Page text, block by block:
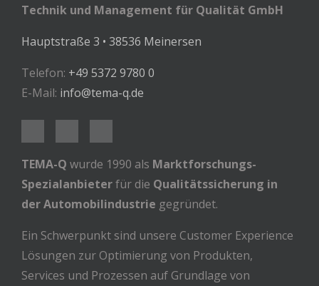
Technik und Management für Qualität GmbH
Hauptstraße 3 • 38536 Meinersen
Telefon: +49 5372 9780 0
E-Mail: info@tema-q.de
TEMA-Q wurde 1990 als Marktforschungs-
Spezialanbieterfür die Qualitätssicherung in
der Automobilindustrie gegründet.
Ein Schwerpunkt sind unsere Customer Experience
Lösungen zur Optimierung von Produkten,
Services und Prozessen auf Grundlage von